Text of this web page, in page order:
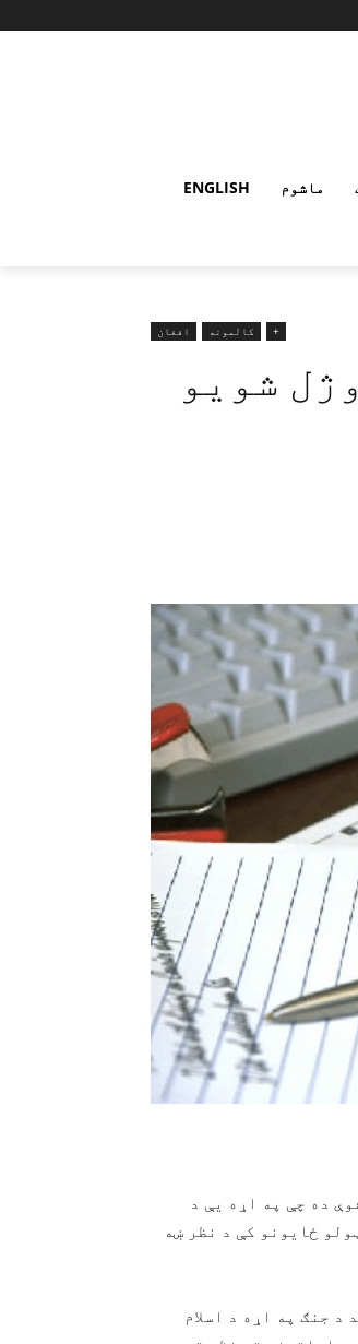
ماشوم ENGLISH
+ کالمونه افغان
شويو
ده چې په اړه يې د
ځایونو کې د نظر ښه
جنګ په اړه د اسلام